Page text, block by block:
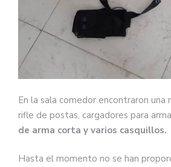
En la sala comedor encontraron una
rifle de postas, cargadores para
de arma corta y varios casquillos.
Hasta el momento no se han